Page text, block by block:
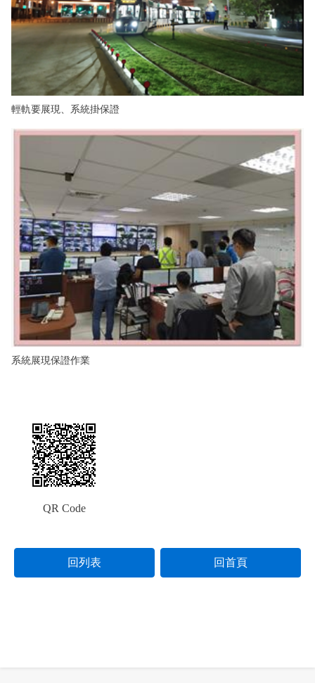
輕軌要展現、系統掛保證
系統展現保證作業
QR Code
回列表 回首頁